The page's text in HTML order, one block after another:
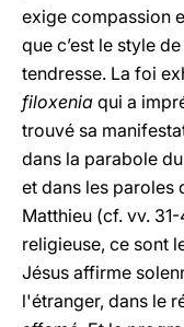
exige compassion
que c’est le style
tendresse. La foi
filoxenia qui a
trouvé sa
dans la parabole
et dans les paroles
Matthieu (cf. vv.
religieuse, ce sont
Jésus affirme
l'étranger, dans le